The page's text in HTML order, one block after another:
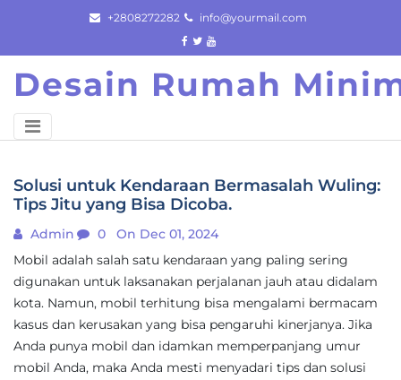
content
+2808272282 info@yourmail.com
Desain Rumah
Solusi untuk Kendaraan Bermasalah Wuling:
Tips Jitu yang Bisa Dicoba.
Admin 0
On Dec 01, 2024
Mobil adalah salah satu kendaraan yang paling sering
digunakan untuk laksanakan perjalanan jauh atau didalam
kota. Namun, mobil terhitung bisa mengalami bermacam
kasus dan kerusakan yang bisa pengaruhi kinerjanya. Jika
Anda punya mobil dan idamkan memperpanjang umur
mobil Anda, maka Anda mesti menyadari tips dan solusi